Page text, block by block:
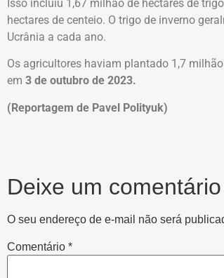
Isso incluiu 1,67 milhão de hectares de
hectares de centeio. O trigo de inverno
Ucrânia a cada ano.
Os agricultores haviam plantado 1,7
em 3 de outubro de 2023.
(Reportagem de Pavel Polityuk)
Deixe um comentário
O seu endereço de e-mail não será
Comentário *